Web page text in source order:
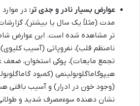
عوارض بسیار نادر و جدی تر: در
مدت (مثلاً یک سال یا بیشتر)،
تر مشاهده شده است. این عوارض
نامنظم قلب)، نفروپاتی (آسیب
تجمع مایعات)، پوکی استخوان، ضعف
هیپوگاماگلوبولینمی (کمبود
(وجود خون در ادرار) و آسیب بافتی
نشان دهنده سوءمصرف شدید و